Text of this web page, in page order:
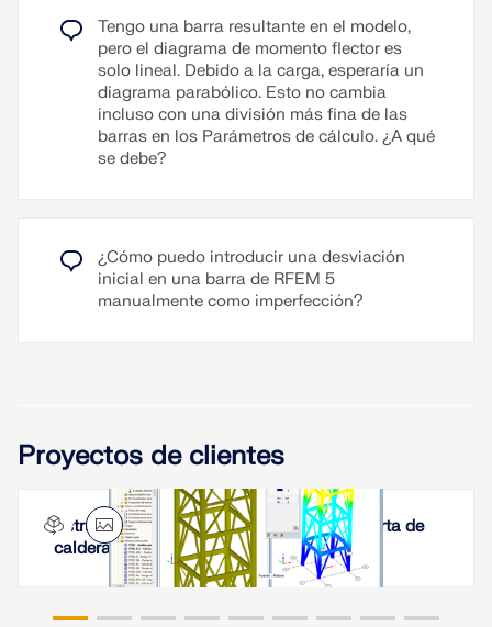
Tengo una barra resultante en el modelo,
pero el diagrama de momento flector es
solo lineal. Debido a la carga, esperaría un
diagrama parabólico. Esto no cambia
incluso con una división más fina de las
barras en los Parámetros de cálculo. ¿A qué
se debe?
¿Cómo puedo introducir una desviación
inicial en una barra de RFEM 5
manualmente como imperfección?
Proyectos de clientes
Estructura de soporte para caldera y cubierta de
caldera en India